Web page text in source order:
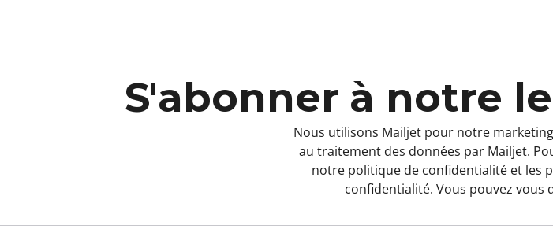
S'abonner à notre
Nous utilisons Mailjet pour notre
au traitement des données par Mailjet.
notre politique de confidentialitéet les
confidentialité. Vous pouvez vous